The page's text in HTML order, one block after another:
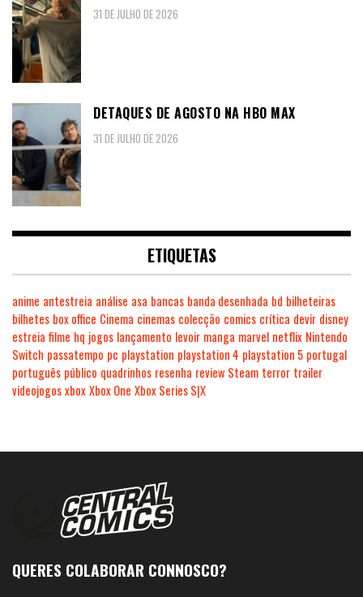
31 DE JULHO DE 2026
DETAQUES DE AGOSTO NA HBO MAX
31 DE JULHO DE 2026
ETIQUETAS
anime antestreia análise asa bancas banda desenhada bd bilheteiras
bilhetes box office Cinema cinemas colecção comics crítica devir disney
estreia filme hq jogos lançamento levoir manga marvel netflix Nintendo
Switch passatempo pc playstation playstation 4 playstation 5 portugal
português público quadrinhos resenha review Steam terror trailer
videojogosxboxXbox One Xbox Series S|X
QUERES COLABORAR CONNOSCO?